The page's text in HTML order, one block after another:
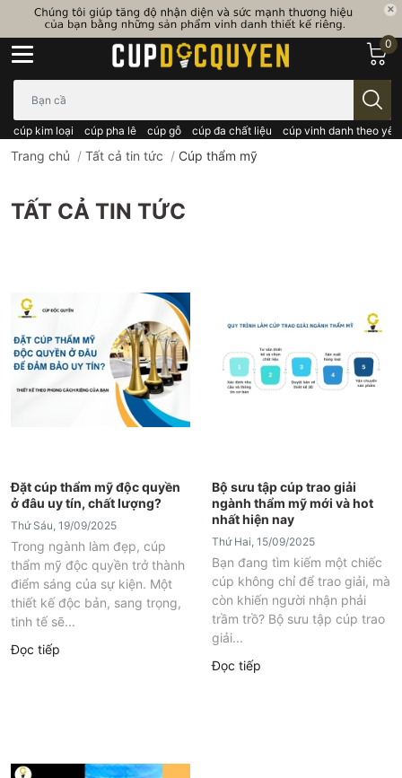
cúp kim loại cúp pha lê cúp gỗ cúp đa chất liệu cúp vinh danh theo
0
Trang chủ / Tất cả tin tức / Cúp thẩm mỹ
TẤT CẢ TIN TỨC
Đặt cúp thẩm mỹ độc quyền
ở đâu uy tín, chất lượng?
Thứ Sáu, 19/09/2025
Trong ngành làm đẹp, cúp
thẩm mỹ độc quyền trở thành
điểm sáng của sự kiện. Một
thiết kế độc bản, sang trọng,
tinh tế sẽ...
Đọc tiếp
Bộ sưu tập cúp trao giải
ngành thẩm mỹ mới và hot
nhất hiện nay
Thứ Hai, 15/09/2025
Bạn đang tìm kiếm một chiếc
cúp không chỉ để trao giải, mà
còn khiến người nhận phải
trầm trồ? Bộ sưu tập cúp trao
giải...
Đọc tiếp